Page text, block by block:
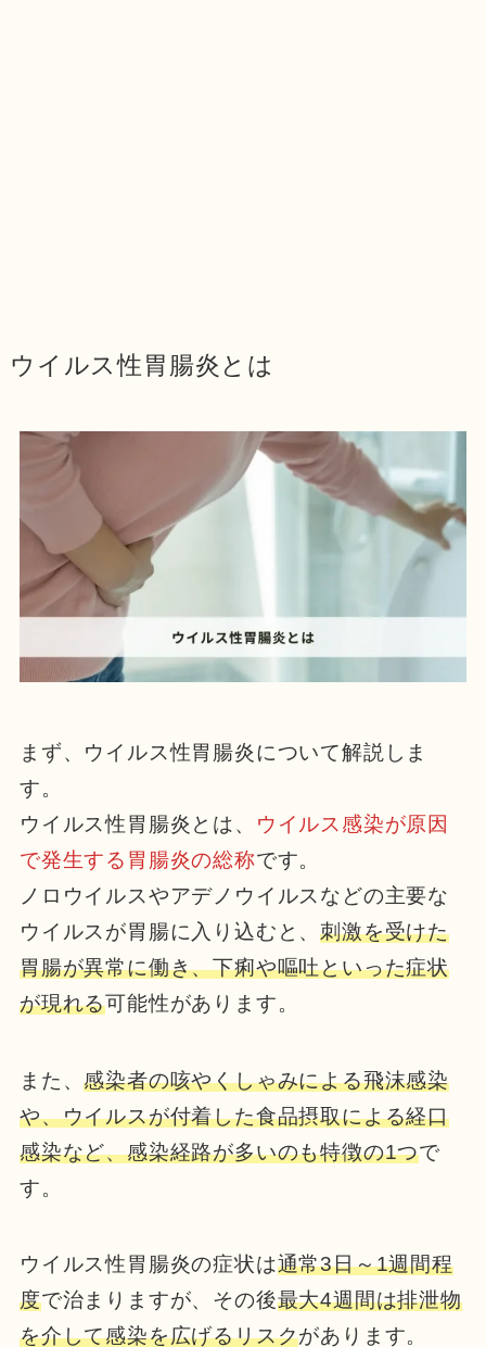
ウイルス性胃腸炎とは
まず、ウイルス性胃腸炎について解説しま
す。
ウイルス性胃腸炎とは、
ウイルス感染が原因
で発生する胃腸炎の総称です。
ノロウイルスやアデノウイルスなどの主要な
ウイルスが胃腸に入り込むと、刺激を受けた
胃腸が異常に働き、下痢や嘔吐といった症状
が現れる可能性があります。
また、感染者の咳やくしゃみによる飛沫感染
や、ウイルスが付着した食品摂取による経口
感染など、感染経路が多いのも特徴の1つで
す。
ウイルス性胃腸炎の症状は通常3日～1週間程
度で治まりますが、その後最大4週間は排泄物
を介して感染を広げるリスクがあります。